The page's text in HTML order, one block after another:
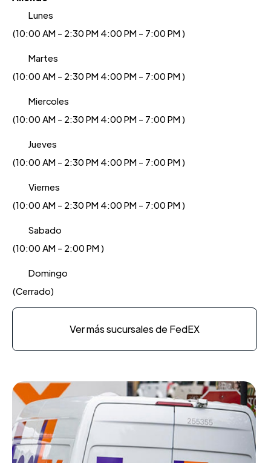
Lunes
(10:00 AM - 2:30 PM 4:00 PM - 7:00 PM )
Martes
(10:00 AM - 2:30 PM 4:00 PM - 7:00 PM )
Miercoles
(10:00 AM - 2:30 PM 4:00 PM - 7:00 PM )
Jueves
(10:00 AM - 2:30 PM 4:00 PM - 7:00 PM )
Viernes
(10:00 AM - 2:30 PM 4:00 PM - 7:00 PM )
Sabado
(10:00 AM - 2:00 PM )
Domingo
(Cerrado)
Ver más sucursales de FedEX